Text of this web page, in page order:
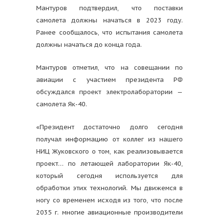
Мантуров подтвердил, что поставки
самолета должны начаться в 2023 году.
Ранее сообщалось, что испытания самолета
должны начаться до конца года.
Мантуров отметил, что на совещании по
авиации с участием президента РФ
обсуждался проект электролаборатории —
самолета Як-40.
«Президент достаточно долго сегодня
получал информацию от коллег из нашего
НИЦ Жуковского о том, как реализовывается
проект… по летающей лаборатории Як-40,
который сегодня используется для
обработки этих технологий. Мы движемся в
ногу со временем исходя из того, что после
2035 г. многие авиационные производители